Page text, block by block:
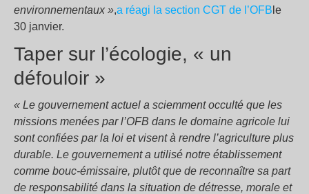
environnementaux »,a réagi la section CGT de l’OFB le
30 janvier.
Taper sur l’écologie, « un
défouloir »
« Le gouvernement actuel a sciemment occulté que les
missions menées par l’OFB dans le domaine agricole lui
sont confiées par la loi et visent à rendre l’agriculture plus
durable. Le gouvernement a utilisé notre établissement
comme bouc-émissaire, plutôt que de reconnaître sa part
de responsabilité dans la situation de détresse, morale et